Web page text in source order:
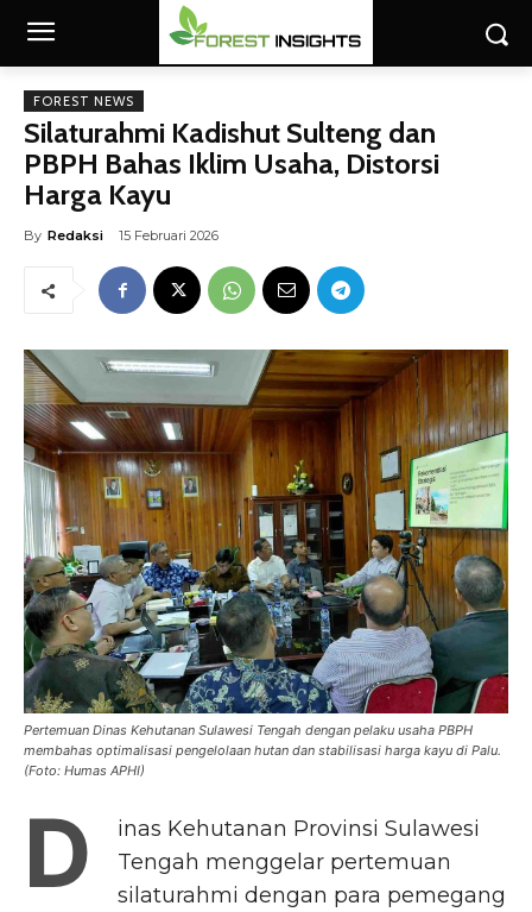
FOREST NEWS
Silaturahmi Kadishut Sulteng dan
PBPH Bahas Iklim Usaha, Distorsi
Harga Kayu
By Redaksi 15 Februari 2026
Pertemuan Dinas Kehutanan Sulawesi Tengah dengan pelaku usaha PBPH
membahas optimalisasi pengelolaan hutan dan stabilisasi harga kayu di Palu.
(Foto: Humas APHI)
D
inas Kehutanan Provinsi Sulawesi
Tengah menggelar pertemuan
silaturahmi dengan para pemegang